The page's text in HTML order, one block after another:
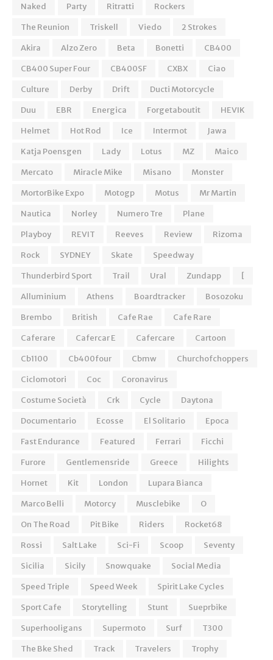
Naked Party Ritratti
Rockers
The Reunion
Triskell Viedo
2 Strokes
Akira
Alzo Zero Beta Bonetti
CB400
CB400 Super Four
CB400SF CXBX
Ciao
Culture
Derby Drift
Ducti Motorcycle
Duu
EBR Energica Forgetaboutit
HEVIK
Helmet
Hot Rod Ice Intermot
Jawa
Katja Poensgen
Lady Lotus MZ
Maico
Mercato
Miracle Mike Misano
Monster
MortorBike Expo
Motogp Motus
Mr Martin
Nautica
Norley Numero Tre
Plane
Playboy
REVIT Reeves Review
Rizoma
Rock
SYDNEY Skate
Speedway
Thunderbird Sport
Trail Ural Zundapp
[
Alluminium
Athens Boardtracker
Bosozoku
Brembo
British Cafe Rae
Cafe Rare
Caferare
Cafercar E Cafercare
Cartoon
Cb1100
Cb400four Cbmw
Churchofchoppers
Ciclomotori
Coc
Coronavirus
Costume Società
Crk Cycle
Daytona
Documentario
Ecosse El Solitario
Epoca
Fast Endurance
Featured Ferrari
Ficchi
Furore
Gentlemensride Greece
Hilights
Hornet
Kit London
Lupara Bianca
Marco Belli
Motorcy Musclebike
O
On The Road
Pit Bike Riders
Rocket68
Rossi
Salt Lake Sci-Fi Scoop
Seventy
Sicilia
Sicily Snowquake
Social Media
Speed Triple
Speed Week
Spirit Lake Cycles
Sport Cafe
Storytelling Stunt
Sueprbike
Superhooligans
Supermoto Surf
T300
The Bke Shed
Track Travelers
Trophy